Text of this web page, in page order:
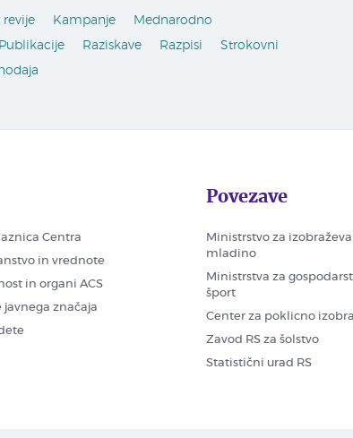
revije Kampanje
Mednarodno
Publikacije Raziskave Razpisi
Strokovni
Centra
in vrednote
in organi ACS
javnega značaja
Povezave
Ministrstvo za
mladino
Ministrstva za
šport
Center za poklicno
Zavod RS za šolstvo
Statistični urad RS